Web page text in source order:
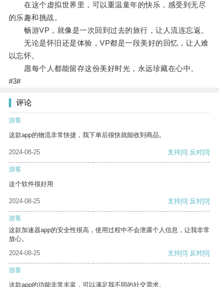
在这个虚拟世界里，可以重温童年的快乐，感受到无尽
的乐趣和挑战。
畅游VP，就像是一次回到过去的旅行，让人流连忘返。
无论是怀旧还是体验，VP都是一段美好的回忆，让人难
以忘怀。
愿每个人都能留存这份美好时光，永远珍藏在心中。
#3#
评论
游客
这款app的物流非常快捷，我下单后很快就能收到商品。
2024-08-25 支持[0] 反对[0]
游客
这个软件很好用
2024-08-25 支持[0] 反对[0]
游客
这款加速器app的安全性很高，使用过程中不会泄露个人信息，让我非常
放心。
2024-08-25
支持[0] 反对[0]
游客
这款app的功能非常丰富，可以满足我不同的社交需求。